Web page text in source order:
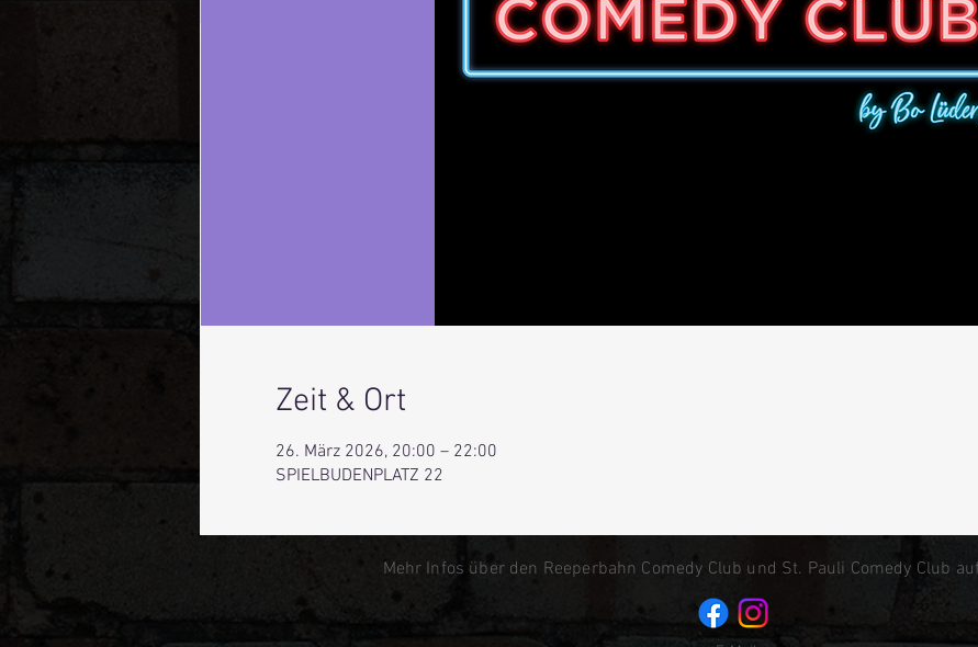
Zeit & Ort
26. März 2026, 20:00 – 22:00
SPIELBUDENPLATZ 22
Mehr Infos über den Reeperbahn Comedy Club und St. Pauli Comedy Club